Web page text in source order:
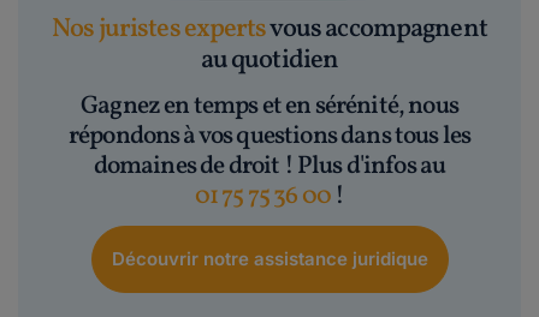
Nos juristes expertsvous accompagnent
au quotidien
Gagnez en temps et en sérénité, nous
répondons à vos questions dans tous les
domaines de droit ! Plus d'infos au
01 75 75 36 00 !
Découvrir notre assistance juridique